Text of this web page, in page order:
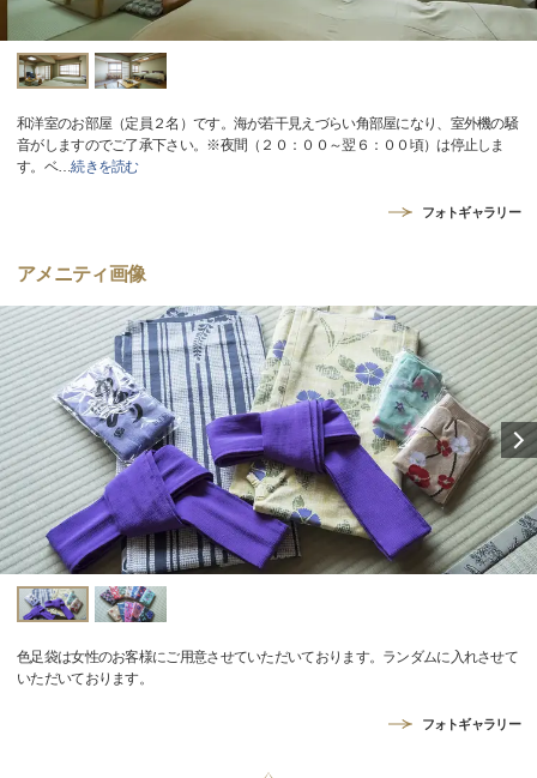
和洋室のお部屋（定員２名）です。海が若干見えづらい角部屋になり、室外機の騒
音がしますのでご了承下さい。※夜間（２０：００～翌６：００頃）は停止しま
す。ベ…続きを読む
フォトギャラリー
アメニティ画像
色足袋は女性のお客様にご用意させていただいております。ランダムに入れさせて
いただいております。
フォトギャラリー